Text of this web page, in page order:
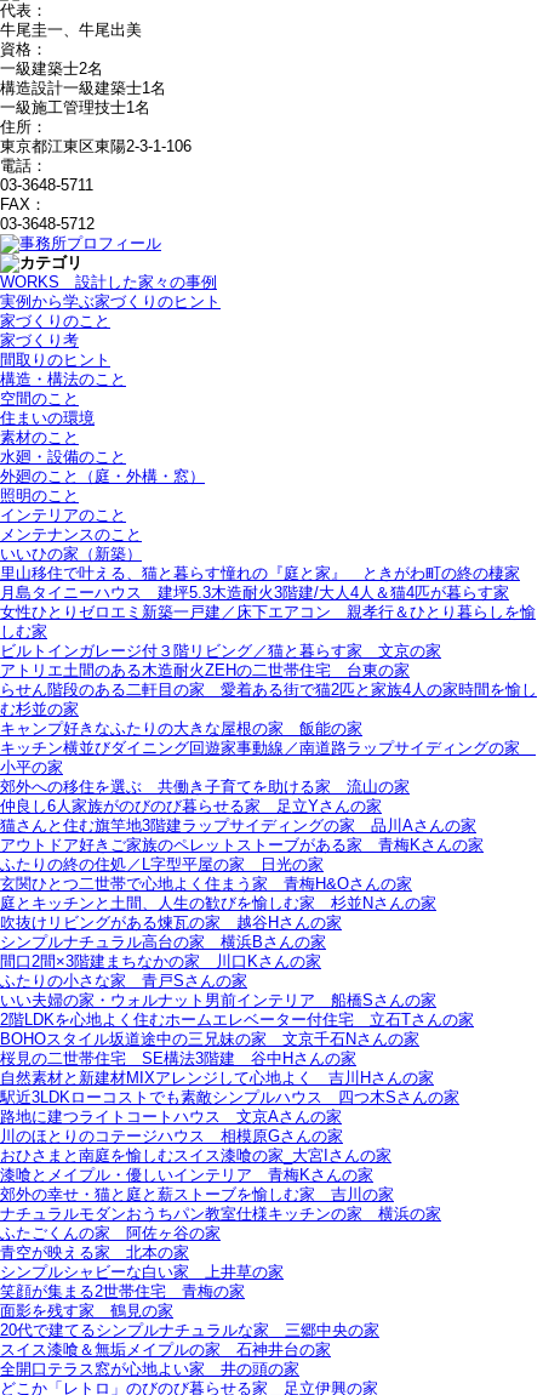
代表：
牛尾圭一、牛尾出美
資格：
一級建築士2名
構造設計一級建築士1名
一級施工管理技士1名
住所：
東京都江東区東陽2-3-1-106
電話：
03-3648-5711
FAX：
03-3648-5712
WORKS＿設計した家々の事例
実例から学ぶ家づくりのヒント
家づくりのこと
家づくり考
間取りのヒント
構造・構法のこと
空間のこと
住まいの環境
素材のこと
水廻・設備のこと
外廻のこと（庭・外構・窓）
照明のこと
インテリアのこと
メンテナンスのこと
いいひの家（新築）
里山移住で叶える、猫と暮らす憧れの『庭と家』＿ときがわ町の終の棲家
月島タイニーハウス＿建坪5.3木造耐火3階建/大人4人＆猫4匹が暮らす家
女性ひとりゼロエミ新築一戸建／床下エアコン＿親孝行＆ひとり暮らしを愉
しむ家
ビルトインガレージ付３階リビング／猫と暮らす家＿文京の家
アトリエ土間のある木造耐火ZEHの二世帯住宅＿台東の家
らせん階段のある二軒目の家＿愛着ある街で猫2匹と家族4人の家時間を愉し
む杉並の家
キャンプ好きなふたりの大きな屋根の家＿飯能の家
キッチン横並びダイニング回遊家事動線／南道路ラップサイディングの家＿
小平の家
郊外への移住を選ぶ＿共働き子育てを助ける家＿流山の家
仲良し6人家族がのびのび暮らせる家＿足立Yさんの家
猫さんと住む旗竿地3階建ラップサイディングの家＿品川Aさんの家
アウトドア好きご家族のペレットストーブがある家＿青梅Kさんの家
ふたりの終の住処／L字型平屋の家＿日光の家
玄関ひとつ二世帯で心地よく住まう家＿青梅H&Oさんの家
庭とキッチンと土間、人生の歓びを愉しむ家＿杉並Nさんの家
吹抜けリビングがある煉瓦の家＿越谷Hさんの家
シンプルナチュラル高台の家＿横浜Bさんの家
間口2間×3階建まちなかの家＿川口Kさんの家
ふたりの小さな家＿青戸Sさんの家
いい夫婦の家・ウォルナット男前インテリア＿船橋Sさんの家
2階LDKを心地よく住むホームエレベーター付住宅＿立石Tさんの家
BOHOスタイル坂道途中の三兄妹の家＿文京千石Nさんの家
桜見の二世帯住宅＿SE構法3階建＿谷中Hさんの家
自然素材と新建材MIXアレンジして心地よく＿吉川Hさんの家
駅近3LDKローコストでも素敵シンプルハウス＿四つ木Sさんの家
路地に建つライトコートハウス＿文京Aさんの家
川のほとりのコテージハウス＿相模原Gさんの家
おひさまと南庭を愉しむスイス漆喰の家_大宮Iさんの家
漆喰とメイプル・優しいインテリア＿青梅Kさんの家
郊外の幸せ・猫と庭と薪ストーブを愉しむ家＿吉川の家
ナチュラルモダンおうちパン教室仕様キッチンの家＿横浜の家
ふたごくんの家＿阿佐ヶ谷の家
青空が映える家＿北本の家
シンプルシャビーな白い家＿上井草の家
笑顔が集まる2世帯住宅＿青梅の家
面影を残す家＿鶴見の家
20代で建てるシンプルナチュラルな家＿三郷中央の家
スイス漆喰＆無垢メイプルの家＿石神井台の家
全開口テラス窓が心地よい家＿井の頭の家
どこか「レトロ」のびのび暮らせる家＿足立伊興の家